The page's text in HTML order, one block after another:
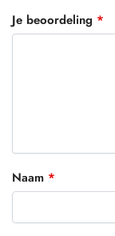
Je beoordeling *
Naam *